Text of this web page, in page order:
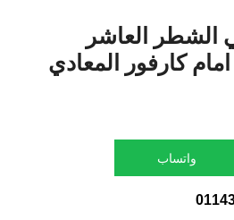
الشطر العاشر
كارفور المعادي
واتساب